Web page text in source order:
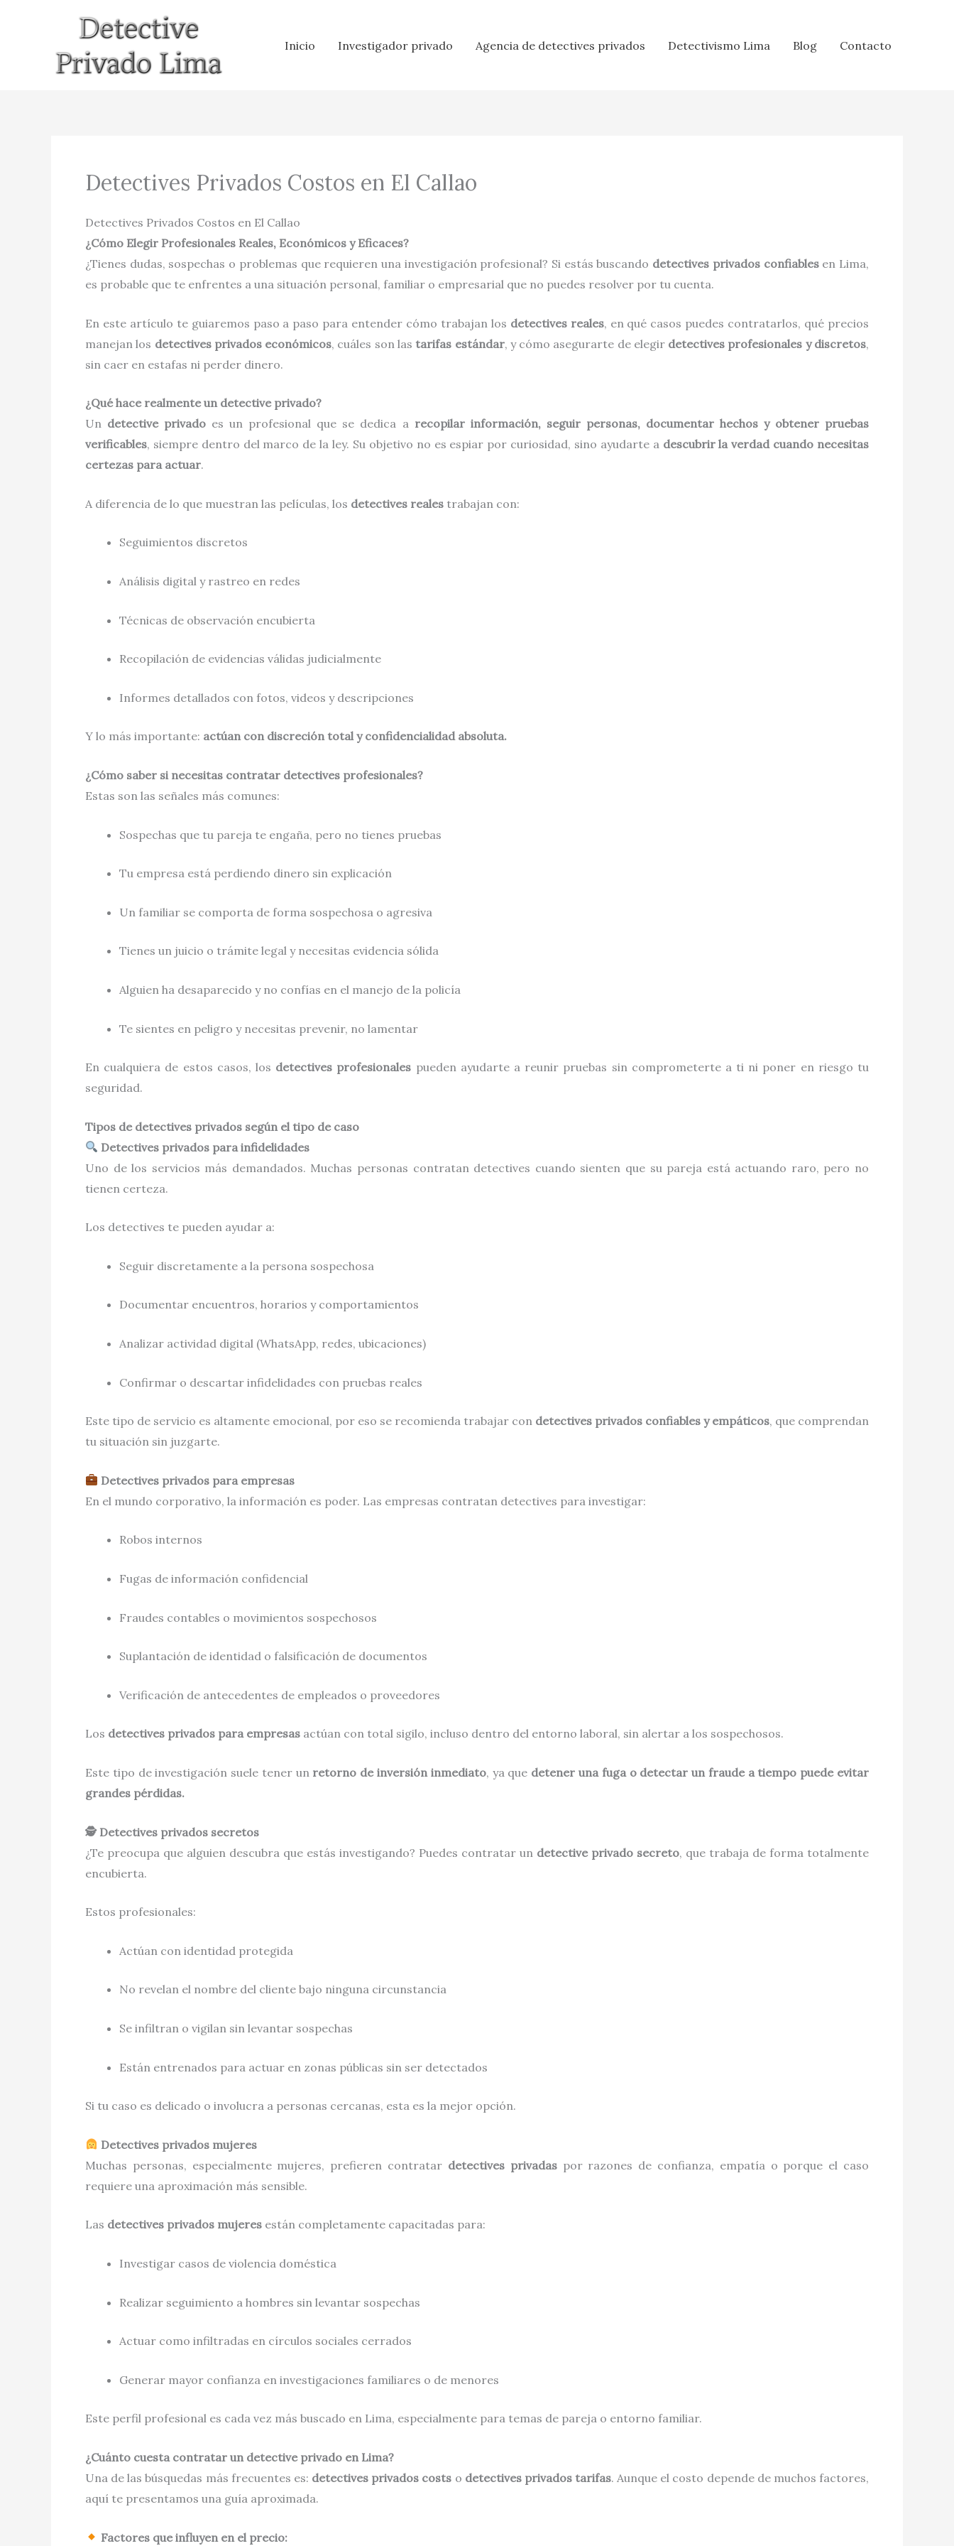
Inicio Investigador privado Agencia de detectives privados Detectivismo Lima Blog Contacto
Detectives Privados Costos en El Callao
Detectives Privados Costos en El Callao
¿Cómo Elegir Profesionales Reales, Económicos y Eficaces?
¿Tienes dudas, sospechas o problemas que requieren una investigación profesional? Si estás buscando detectives privados confiablesen Lima,
es probable que te enfrentes a una situación personal, familiar o empresarial que no puedes resolver por tu cuenta.
En este artículo te guiaremos paso a paso para entender cómo trabajan los detectives reales, en qué casos puedes contratarlos, qué precios
manejan los detectives privados económicos, cuáles son las tarifas estándar, y cómo asegurarte de elegir detectives profesionales y discretos,
sin caer en estafas ni perder dinero.
¿Qué hace realmente un detective privado?
Un detective privado es un profesional que se dedica a recopilar información, seguir personas, documentar hechos y obtener pruebas
verificables, siempre dentro del marco de la ley. Su objetivo no es espiar por curiosidad, sino ayudarte a descubrir la verdad cuando necesitas
certezas para actuar.
A diferencia de lo que muestran las películas, los detectives reales trabajan con:
Seguimientos discretos
Análisis digital y rastreo en redes
Técnicas de observación encubierta
Recopilación de evidencias válidas judicialmente
Informes detallados con fotos, videos y descripciones
Y lo más importante: actúan con discreción total y confidencialidad absoluta.
¿Cómo saber si necesitas contratar detectives profesionales?
Estas son las señales más comunes:
Sospechas que tu pareja te engaña, pero no tienes pruebas
Tu empresa está perdiendo dinero sin explicación
Un familiar se comporta de forma sospechosa o agresiva
Tienes un juicio o trámite legal y necesitas evidencia sólida
Alguien ha desaparecido y no confías en el manejo de la policía
Te sientes en peligro y necesitas prevenir, no lamentar
En cualquiera de estos casos, los detectives profesionales pueden ayudarte a reunir pruebas sin comprometerte a ti ni poner en riesgo tu
seguridad.
Tipos de detectives privados según el tipo de caso
Detectives privados para infidelidades
Uno de los servicios más demandados. Muchas personas contratan detectives cuando sienten que su pareja está actuando raro, pero no
tienen certeza.
Los detectives te pueden ayudar a:
Seguir discretamente a la persona sospechosa
Documentar encuentros, horarios y comportamientos
Analizar actividad digital (WhatsApp, redes, ubicaciones)
Confirmar o descartar infidelidades con pruebas reales
Este tipo de servicio es altamente emocional, por eso se recomienda trabajar con detectives privados confiables y empáticos, que comprendan
tu situación sin juzgarte.
Detectives privados para empresas
En el mundo corporativo, la información es poder. Las empresas contratan detectives para investigar:
Robos internos
Fugas de información confidencial
Fraudes contables o movimientos sospechosos
Suplantación de identidad o falsificación de documentos
Verificación de antecedentes de empleados o proveedores
Los detectives privados para empresas actúan con total sigilo, incluso dentro del entorno laboral, sin alertar a los sospechosos.
Este tipo de investigación suele tener un retorno de inversión inmediato, ya que detener una fuga o detectar un fraude a tiempo puede evitar
grandes pérdidas.
🕵️ Detectives privados secretos
¿Te preocupa que alguien descubra que estás investigando? Puedes contratar un detective privado secreto, que trabaja de forma totalmente
encubierta.
Estos profesionales:
Actúan con identidad protegida
No revelan el nombre del cliente bajo ninguna circunstancia
Se infiltran o vigilan sin levantar sospechas
Están entrenados para actuar en zonas públicas sin ser detectados
Si tu caso es delicado o involucra a personas cercanas, esta es la mejor opción.
Detectives privados mujeres
Muchas personas, especialmente mujeres, prefieren contratar detectives privadaspor razones de confianza, empatía o porque el caso
requiere una aproximación más sensible.
Las detectives privados mujeres están completamente capacitadas para:
Investigar casos de violencia doméstica
Realizar seguimiento a hombres sin levantar sospechas
Actuar como infiltradas en círculos sociales cerrados
Generar mayor confianza en investigaciones familiares o de menores
Este perfil profesional es cada vez más buscado en Lima, especialmente para temas de pareja o entorno familiar.
¿Cuánto cuesta contratar un detective privado en Lima?
Una de las búsquedas más frecuentes es: detectives privados costs o detectives privados tarifas. Aunque el costo depende de muchos factores,
aquí te presentamos una guía aproximada.
Factores que influyen en el precio: